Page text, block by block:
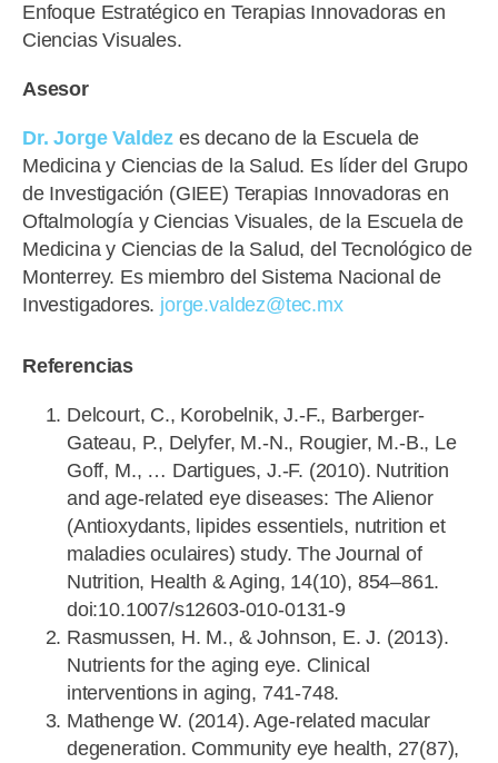
Enfoque Estratégico en Terapias Innovadoras en
Ciencias Visuales.
Asesor
Dr. Jorge Valdez es decano de la Escuela de
Medicina y Ciencias de la Salud. Es líder del Grupo
de Investigación (GIEE) Terapias Innovadoras en
Oftalmología y Ciencias Visuales, de la Escuela de
Medicina y Ciencias de la Salud, del Tecnológico de
Monterrey. Es miembro del Sistema Nacional de
Investigadores. jorge.valdez@tec.mx
Referencias
Delcourt, C., Korobelnik, J.-F., Barberger-
Gateau, P., Delyfer, M.-N., Rougier, M.-B., Le
Goff, M., … Dartigues, J.-F. (2010). Nutrition
and age-related eye diseases: The Alienor
(Antioxydants, lipides essentiels, nutrition et
maladies oculaires) study. The Journal of
Nutrition, Health & Aging, 14(10), 854–861.
doi:10.1007/s12603-010-0131-9
Rasmussen, H. M., & Johnson, E. J. (2013).
Nutrients for the aging eye. Clinical
interventions in aging, 741-748.
Mathenge W. (2014). Age-related macular
degeneration. Community eye health, 27(87),